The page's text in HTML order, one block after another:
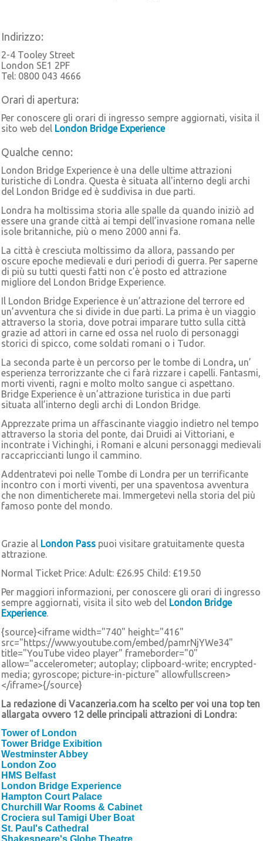
Indirizzo:
2-4 Tooley Street
London SE1 2PF
Tel: 0800 043 4666
Orari di apertura:
Per conoscere gli orari di ingresso sempre aggiornati, visita il
sito web del London Bridge Experience
Qualche cenno:
London Bridge Experience è una delle ultime attrazioni
turistiche di Londra. Questa è situata all'interno degli archi
del London Bridge ed è suddivisa in due parti.
Londra ha moltissima storia alle spalle da quando iniziò ad
essere una grande città ai tempi dell’invasione romana nelle
isole britanniche, più o meno 2000 anni fa.
La città è cresciuta moltissimo da allora, passando per
oscure epoche medievali e duri periodi di guerra. Per saperne
di più su tutti questi fatti non c’è posto ed attrazione
migliore del London Bridge Experience.
Il London Bridge Experience è un’attrazione del terrore ed
un’avventura che si divide in due parti. La prima è un viaggio
attraverso la storia, dove potrai imparare tutto sulla città
grazie ad attori in carne ed ossa nel ruolo di personaggi
storici di spicco, come soldati romani o i Tudor.
La seconda parte è un percorso per le tombe di Londra, un’
esperienza terrorizzante che ci farà rizzare i capelli. Fantasmi,
morti viventi, ragni e molto molto sangue ci aspettano.
Bridge Experience è un’attrazione turistica in due parti
situata all’interno degli archi di London Bridge.
Apprezzate prima un affascinante viaggio indietro nel tempo
attraverso la storia del ponte, dai Druidi ai Vittoriani, e
incontrate i Vichinghi, i Romani e alcuni personaggi medievali
raccapriccianti lungo il cammino.
Addentratevi poi nelle Tombe di Londra per un terrificante
incontro con i morti viventi, per una spaventosa avventura
che non dimenticherete mai. Immergetevi nella storia del più
famoso ponte del mondo.
Grazie al London Pass puoi visitare gratuitamente questa
attrazione.
Normal Ticket Price: Adult: £26.95 Child: £19.50
Per maggiori informazioni, per conoscere gli orari di ingresso
sempre aggiornati, visita il sito web del London Bridge
Experience.
{source}<iframe width="740" height="416"
src="https://www.youtube.com/embed/pamrNjYWe34"
title="YouTube video player" frameborder="0"
allow="accelerometer; autoplay; clipboard-write; encrypted-
media; gyroscope; picture-in-picture" allowfullscreen>
</iframe>{/source}
La redazione di Vacanzeria.com ha scelto per voi una top ten
allargata ovvero 12 delle principali attrazioni di Londra:
Tower of London
Tower Bridge Exibition
Westminster Abbey
London Zoo
HMS Belfast
London Bridge Experience
Hampton Court Palace
Churchill War Rooms & Cabinet
Crociera sul Tamigi Uber Boat
St. Paul's Cathedral
Shakespeare's Globe Theatre